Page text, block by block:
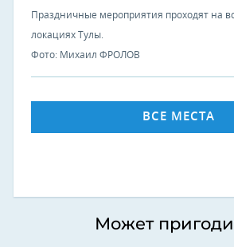
Праздничные мероприятия проходят на
локациях Тулы.
Фото: Михаил ФРОЛОВ
ВСЕ МЕСТА
Может